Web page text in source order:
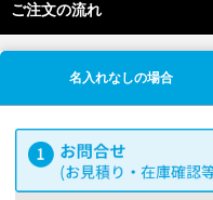
ご注文の流れ
名入れなしの場合